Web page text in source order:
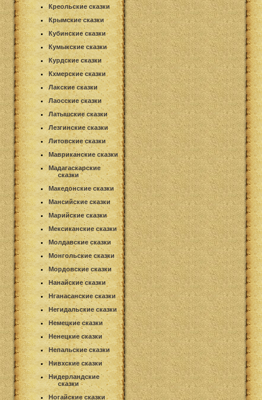
Креольские сказки
Крымские сказки
Кубинские сказки
Кумыкские сказки
Курдские сказки
Кхмерские сказки
Лакские сказки
Лаосские сказки
Латышские сказки
Лезгинские сказки
Литовские сказки
Мавриканские сказки
Мадагаскарские
сказки
Македонские сказки
Мансийские сказки
Марийские сказки
Мексиканские сказки
Молдавские сказки
Монгольские сказки
Мордовские сказки
Нанайские сказки
Нганасанские сказки
Негидальские сказки
Немецкие сказки
Ненецкие сказки
Непальские сказки
Нивхские сказки
Нидерландские
сказки
Ногайские сказки